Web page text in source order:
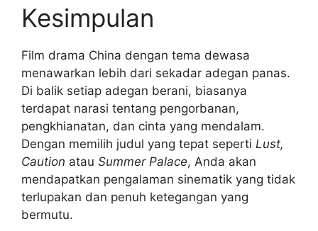
Kesimpulan
Film drama China dengan tema dewasa
menawarkan lebih dari sekadar adegan panas.
Di balik setiap adegan berani, biasanya
terdapat narasi tentang pengorbanan,
pengkhianatan, dan cinta yang mendalam.
Dengan memilih judul yang tepat seperti Lust,
Caution atau Summer Palace, Anda akan
mendapatkan pengalaman sinematik yang tidak
terlupakan dan penuh ketegangan yang
bermutu.